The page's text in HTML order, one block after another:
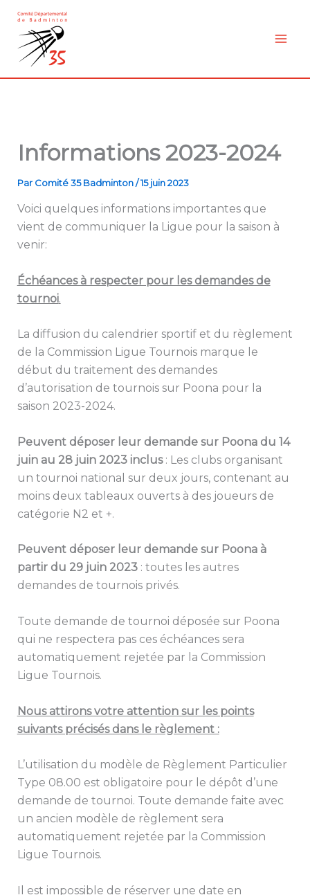
contenu
Informations 2023-2024
Par Comité 35 Badminton/15 juin 2023
Voici quelques informations importantes que
vient de communiquer la Ligue pour la saison à
venir:
Échéances à respecter pour les demandes de
tournoi.
La diffusion du calendrier sportif et du règlement
de la Commission Ligue Tournois marque le
début du traitement des demandes
d’autorisation de tournois sur Poona pour la
saison 2023-2024.
Peuvent déposer leur demande sur Poona du 14
juin au 28 juin 2023 inclus: Les clubs organisant
un tournoi national sur deux jours, contenant au
moins deux tableaux ouverts à des joueurs de
catégorie N2 et +.
Peuvent déposer leur demande sur Poona à
partir du 29 juin 2023: toutes les autres
demandes de tournois privés.
Toute demande de tournoi déposée sur Poona
qui ne respectera pas ces échéances sera
automatiquement rejetée par la Commission
Ligue Tournois.
Nous attirons votre attention sur les points
suivants précisés dans le règlement :
L’utilisation du modèle de Règlement Particulier
Type 08.00 est obligatoire pour le dépôt d’une
demande de tournoi. Toute demande faite avec
un ancien modèle de règlement sera
automatiquement rejetée par la Commission
Ligue Tournois.
Il est impossible de réserver une date en